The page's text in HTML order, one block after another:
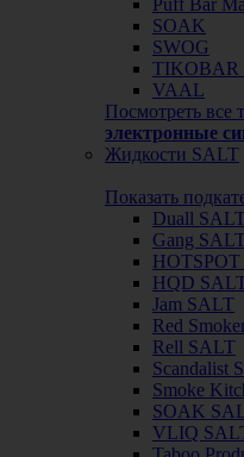
SOAK
SWOG
TIKOBAR
VAAL
Посмотреть все
электронные
Жидкости SALT
Показать
Duall
Gang
HQD
Jam SALT
Red
Rell SALT
Scandalist
Smoke
SOAK
VLIQ